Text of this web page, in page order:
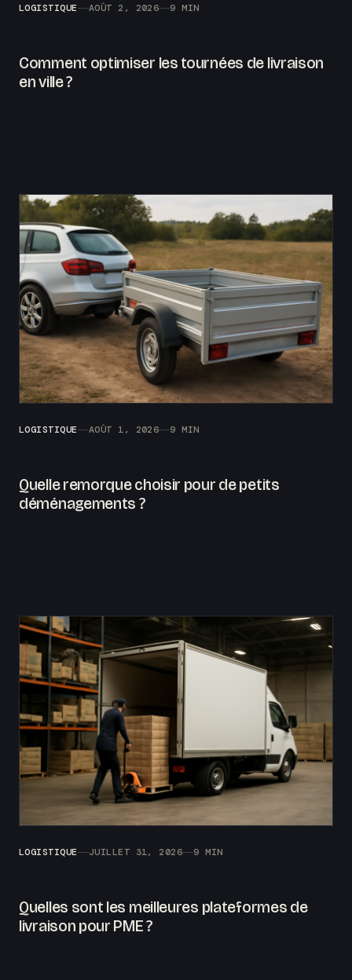
LOGISTIQUE AOÛT 2, 2026 9 MIN
Comment optimiser les tournées de livraison
en ville ?
LOGISTIQUE AOÛT 1, 2026 9 MIN
Quelle remorque choisir pour de petits
déménagements ?
LOGISTIQUE JUILLET 31, 2026 9 MIN
Quelles sont les meilleures plateformes de
livraison pour PME ?